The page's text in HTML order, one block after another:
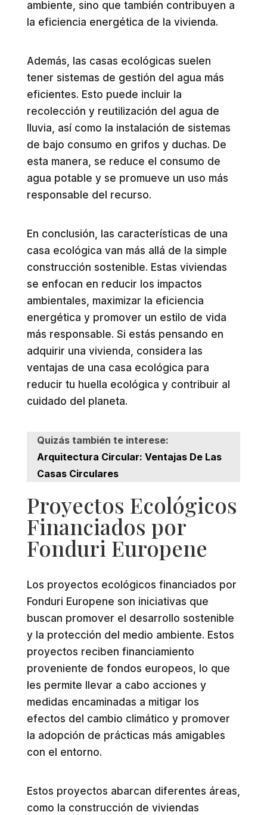
ambiente, sino que también contribuyen a
la eficiencia energética de la vivienda.
Además, las casas ecológicas suelen
tener sistemas de gestión del agua más
eficientes. Esto puede incluir la
recolección y reutilización del agua de
lluvia, así como la instalación de sistemas
de bajo consumo en grifos y duchas. De
esta manera, se reduce el consumo de
agua potable y se promueve un uso más
responsable del recurso.
En conclusión, las características de una
casa ecológica van más allá de la simple
construcción sostenible. Estas viviendas
se enfocan en reducir los impactos
ambientales, maximizar la eficiencia
energética y promover un estilo de vida
más responsable. Si estás pensando en
adquirir una vivienda, considera las
ventajas de una casa ecológica para
reducir tu huella ecológica y contribuir al
cuidado del planeta.
Quizás también te interese:
Arquitectura Circular: Ventajas De Las
Casas Circulares
Proyectos Ecológicos
Financiados por
Fonduri Europene
Los proyectos ecológicos financiados por
Fonduri Europene son iniciativas que
buscan promover el desarrollo sostenible
y la protección del medio ambiente. Estos
proyectos reciben financiamiento
proveniente de fondos europeos, lo que
les permite llevar a cabo acciones y
medidas encaminadas a mitigar los
efectos del cambio climático y promover
la adopción de prácticas más amigables
con el entorno.
Estos proyectos abarcan diferentes áreas,
como la construcción de viviendas